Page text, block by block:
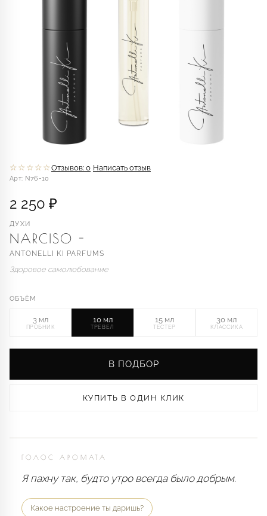
☆☆☆☆☆ Отзывов: 0 Написать отзыв
Арт: N76-10
2 250 ₽
ДУХИ
NARCISO -
ANTONELLI KI PARFUMS
Здоровое самолюбование
ОБЪЁМ
3 мл
ПРОБНИК
10 мл
ТРЕВЕЛ
15 мл
ТЕСТЕР
30 мл
КЛАССИКА
В ПОДБОР
КУПИТЬ В ОДИН КЛИК
ГОЛОС АРОМАТА
Я пахну так, будто утро всегда было добрым.
Какое настроение ты даришь?